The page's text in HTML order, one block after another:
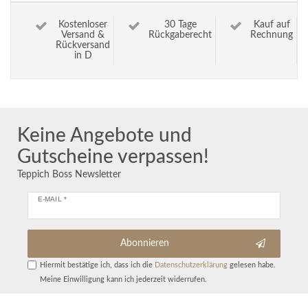
Kostenloser
Versand &
Rückversand
in D
30 Tage
Rückgaberecht
Kauf auf
Rechnung
Keine Angebote und
Gutscheine verpassen!
Teppich Boss Newsletter
E-MAIL *
Abonnieren
Hiermit bestätige ich, dass ich die Daten­schutz­erklärunggelesen habe.
Meine Einwilligung kann ich jederzeit widerrufen.